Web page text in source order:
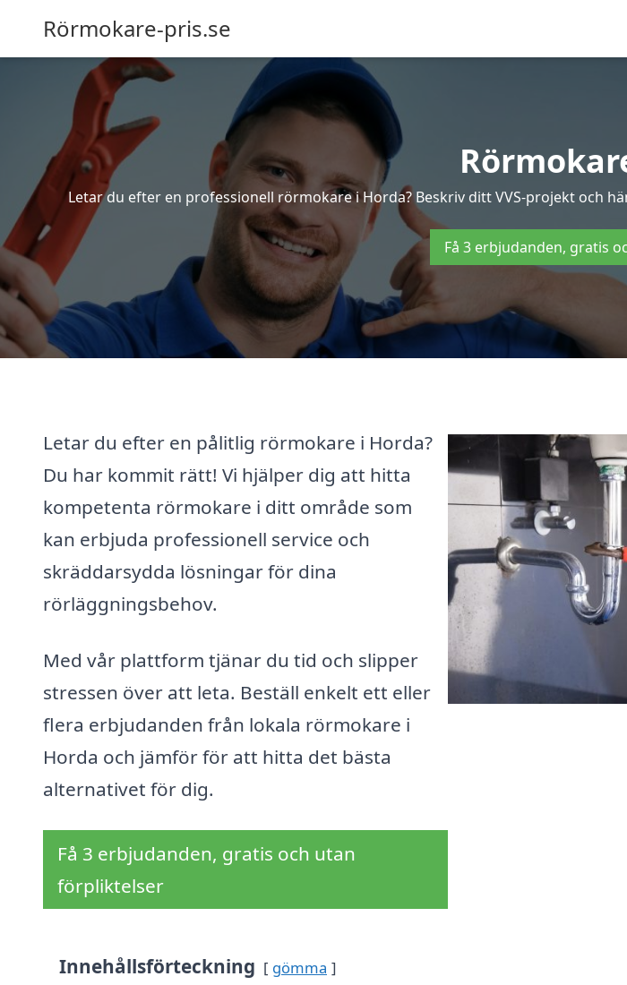
Rörmokare-pris.se
Letar du efter en professionell rörmokare i Horda? Beskriv ditt VVS-projekt och
Få 3 erbjudanden, gratis
Letar du efter en pålitlig rörmokare i Horda?
Du har kommit rätt! Vi hjälper dig att hitta
kompetenta rörmokare i ditt område som
kan erbjuda professionell service och
skräddarsydda lösningar för dina
rörläggningsbehov.
Med vår plattform tjänar du tid och slipper
stressen över att leta. Beställ enkelt ett eller
flera erbjudanden från lokala rörmokare i
Horda och jämför för att hitta det bästa
alternativet för dig.
Få 3 erbjudanden, gratis och utan
förpliktelser
Innehållsförteckning gömma